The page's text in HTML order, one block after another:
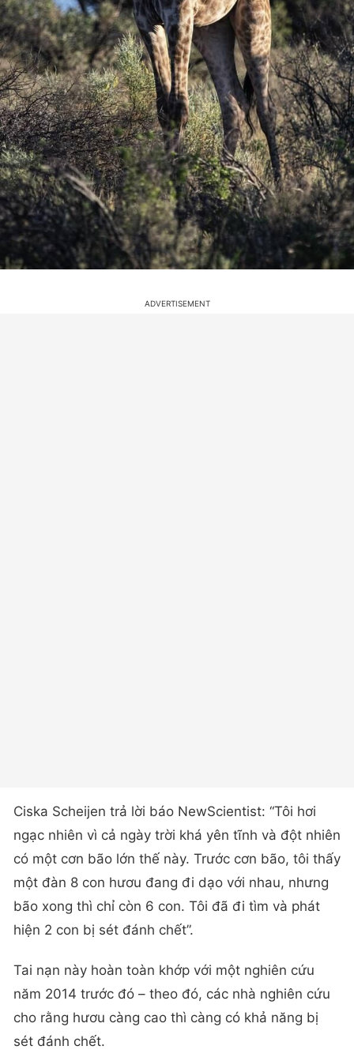
Ciska Scheijen trả lời báo NewScientist: “Tôi hơi
ngạc nhiên vì cả ngày trời khá yên tĩnh và đột nhiên
có một cơn bão lớn thế này. Trước cơn bão, tôi thấy
một đàn 8 con hươu đang đi dạo với nhau, nhưng
bão xong thì chỉ còn 6 con. Tôi đã đi tìm và phát
hiện 2 con bị sét đánh chết”.
Tai nạn này hoàn toàn khớp với một nghiên cứu
năm 2014 trước đó – theo đó, các nhà nghiên cứu
cho rằng hươu càng cao thì càng có khả năng bị
sét đánh chết.